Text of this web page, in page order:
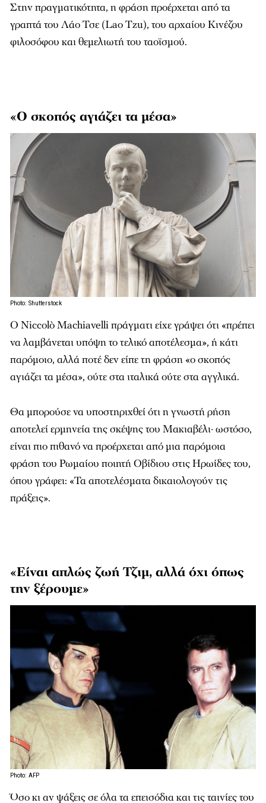
Στην πραγματικότητα, η φράση προέρχεται από τα
γραπτά του Λάο Τσε (Lao Tzu), του αρχαίου Κινέζου
φιλοσόφου και θεμελιωτή του ταοϊσμού.
«Ο σκοπός αγιάζει τα μέσα»
Photo: Shutterstock
Ο Niccolò Machiavelli πράγματι είχε γράψει ότι «πρέπει
να λαμβάνεται υπόψη το τελικό αποτέλεσμα», ή κάτι
παρόμοιο, αλλά ποτέ δεν είπε τη φράση «ο σκοπός
αγιάζει τα μέσα», ούτε στα ιταλικά ούτε στα αγγλικά.
Θα μπορούσε να υποστηριχθεί ότι η γνωστή ρήση
αποτελεί ερμηνεία της σκέψης του Μακιαβέλι· ωστόσο,
είναι πιο πιθανό να προέρχεται από μια παρόμοια
φράση του Ρωμαίου ποιητή Οβίδιου στις Ηρωίδες του,
όπου γράφει: «Τα αποτελέσματα δικαιολογούν τις
πράξεις».
«Είναι απλώς ζωή Τζιμ, αλλά όχι όπως
την ξέρουμε»
Photo: AFP
Όσο κι αν ψάξεις σε όλα τα επεισόδια και τις ταινίες του